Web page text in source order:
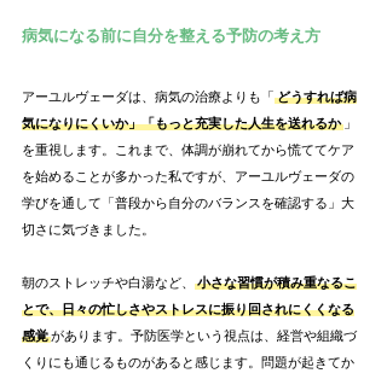
病気になる前に自分を整える予防の考え方
アーユルヴェーダは、病気の治療よりも「 どうすれば病
気になりにくいか」「もっと充実した人生を送れるか 」
を重視します。これまで、体調が崩れてから慌ててケア
を始めることが多かった私ですが、アーユルヴェーダの
学びを通して「普段から自分のバランスを確認する」大
切さに気づきました。
朝のストレッチや白湯など、
小さな習慣が積み重なるこ
とで、日々の忙しさやストレスに振り回されにくくなる
感覚があります。予防医学という視点は、経営や組織づ
くりにも通じるものがあると感じます。問題が起きてか